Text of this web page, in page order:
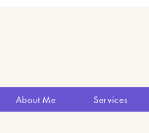
About Me Services